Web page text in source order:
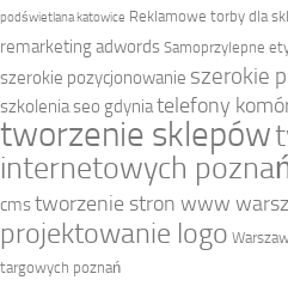
podświetlana katowice Reklamowe torby dla
remarketing adwords Samoprzylepne
szerokie pozycjonowanie szerokie
szkolenia seo gdyniatelefony
tworzenie sklepów
internetowych
cmstworzenie stron www
projektowanie logo
targowych poznań